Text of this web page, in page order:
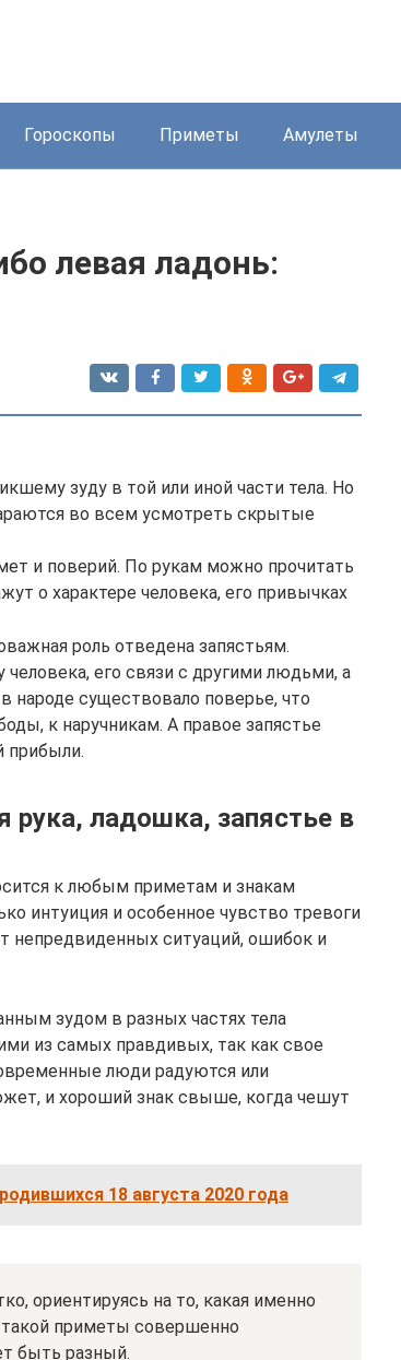
Гороскопы Приметы Амулеты
левая ладонь:
зуду в той или иной части тела. Но
во всем усмотреть скрытые
и поверий. По рукам можно прочитать
о характере человека, его привычках
роль отведена запястьям.
его связи с другими людьми, а
народе существовало поверье, что
к наручникам. А правое запястье
прибыли.
рука, ладошка, запястье в
к любым приметам и знакам
интуиция и особенное чувство тревоги
непредвиденных ситуаций, ошибок и
зудом в разных частях тела
из самых правдивых, так как свое
люди радуются или
и хороший знак свыше, когда чешут
18 августа 2020 года
ориентируясь на то, какая именно
такой приметы совершенно
быть разный.